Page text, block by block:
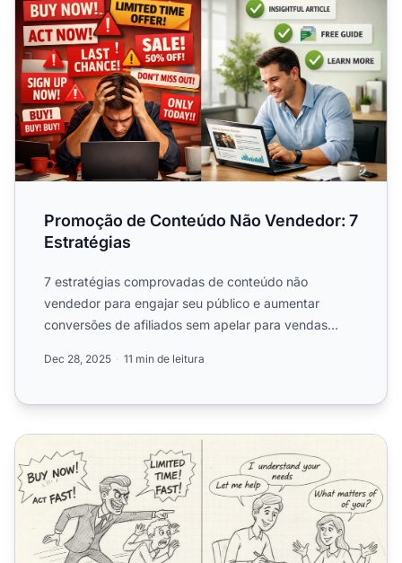
Promoção de Conteúdo Não Vendedor: 7
Estratégias
7 estratégias comprovadas de conteúdo não
vendedor para engajar seu público e aumentar
conversões de afiliados sem apelar para vendas
Dec 28, 2025 11 min de leitura
Por que ser muito insistente prejudica a promoção